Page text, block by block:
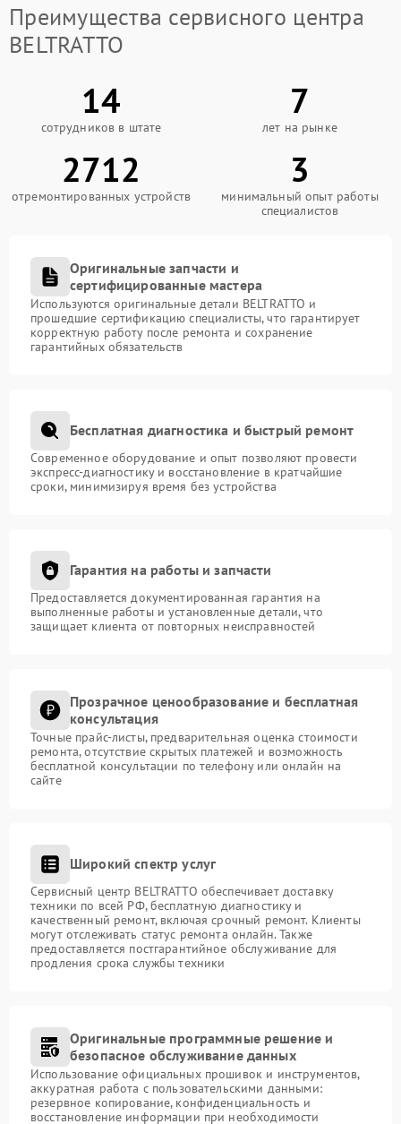
Преимущества сервисного центра
BELTRATTO
14
сотрудников в штате
7
лет на рынке
2712
отремонтированных устройств
3
минимальный опыт работы
специалистов
Оригинальные запчасти и
сертифицированные мастера
Используются оригинальные детали BELTRATTO и
прошедшие сертификацию специалисты, что гарантирует
корректную работу после ремонта и сохранение
гарантийных обязательств
Бесплатная диагностика и быстрый ремонт
Современное оборудование и опыт позволяют провести
экспресс-диагностику и восстановление в кратчайшие
сроки, минимизируя время без устройства
Гарантия на работы и запчасти
Предоставляется документированная гарантия на
выполненные работы и установленные детали, что
защищает клиента от повторных неисправностей
Прозрачное ценообразование и бесплатная
консультация
Точные прайс-листы, предварительная оценка стоимости
ремонта, отсутствие скрытых платежей и возможность
бесплатной консультации по телефону или онлайн на
сайте
Широкий спектр услуг
Сервисный центр BELTRATTO обеспечивает доставку
техники по всей РФ, бесплатную диагностику и
качественный ремонт, включая срочный ремонт. Клиенты
могут отслеживать статус ремонта онлайн. Также
предоставляется постгарантийное обслуживание для
продления срока службы техники
Оригинальные программные решение и
безопасное обслуживание данных
Использование официальных прошивок и инструментов,
аккуратная работа с пользовательскими данными:
резервное копирование, конфиденциальность и
восстановление информации при необходимости